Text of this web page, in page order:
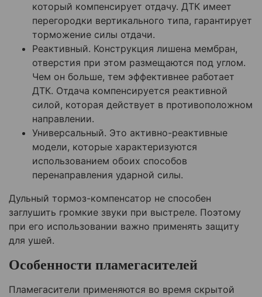
который компенсирует отдачу. ДТК имеет
перегородки вертикального типа, гарантирует
торможение силы отдачи.
Реактивный. Конструкция лишена мембран,
отверстия при этом размещаются под углом.
Чем он больше, тем эффективнее работает
ДТК. Отдача компенсируется реактивной
силой, которая действует в противоположном
направлении.
Универсальный. Это активно-реактивные
модели, которые характеризуются
использованием обоих способов
перенаправления ударной силы.
Дульный тормоз-компенсатор не способен
заглушить громкие звуки при выстреле. Поэтому
при его использовании важно применять защиту
для ушей.
Особенности пламегасителей
Пламегасители применяются во время скрытой